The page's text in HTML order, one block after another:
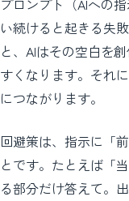
プロンプト（AIへの
い続けると起きる失
と、AIはその空白を
すくなります。それ
につながります。
回避策は、指示に「
とです。たとえば「
る部分だけ答えて。